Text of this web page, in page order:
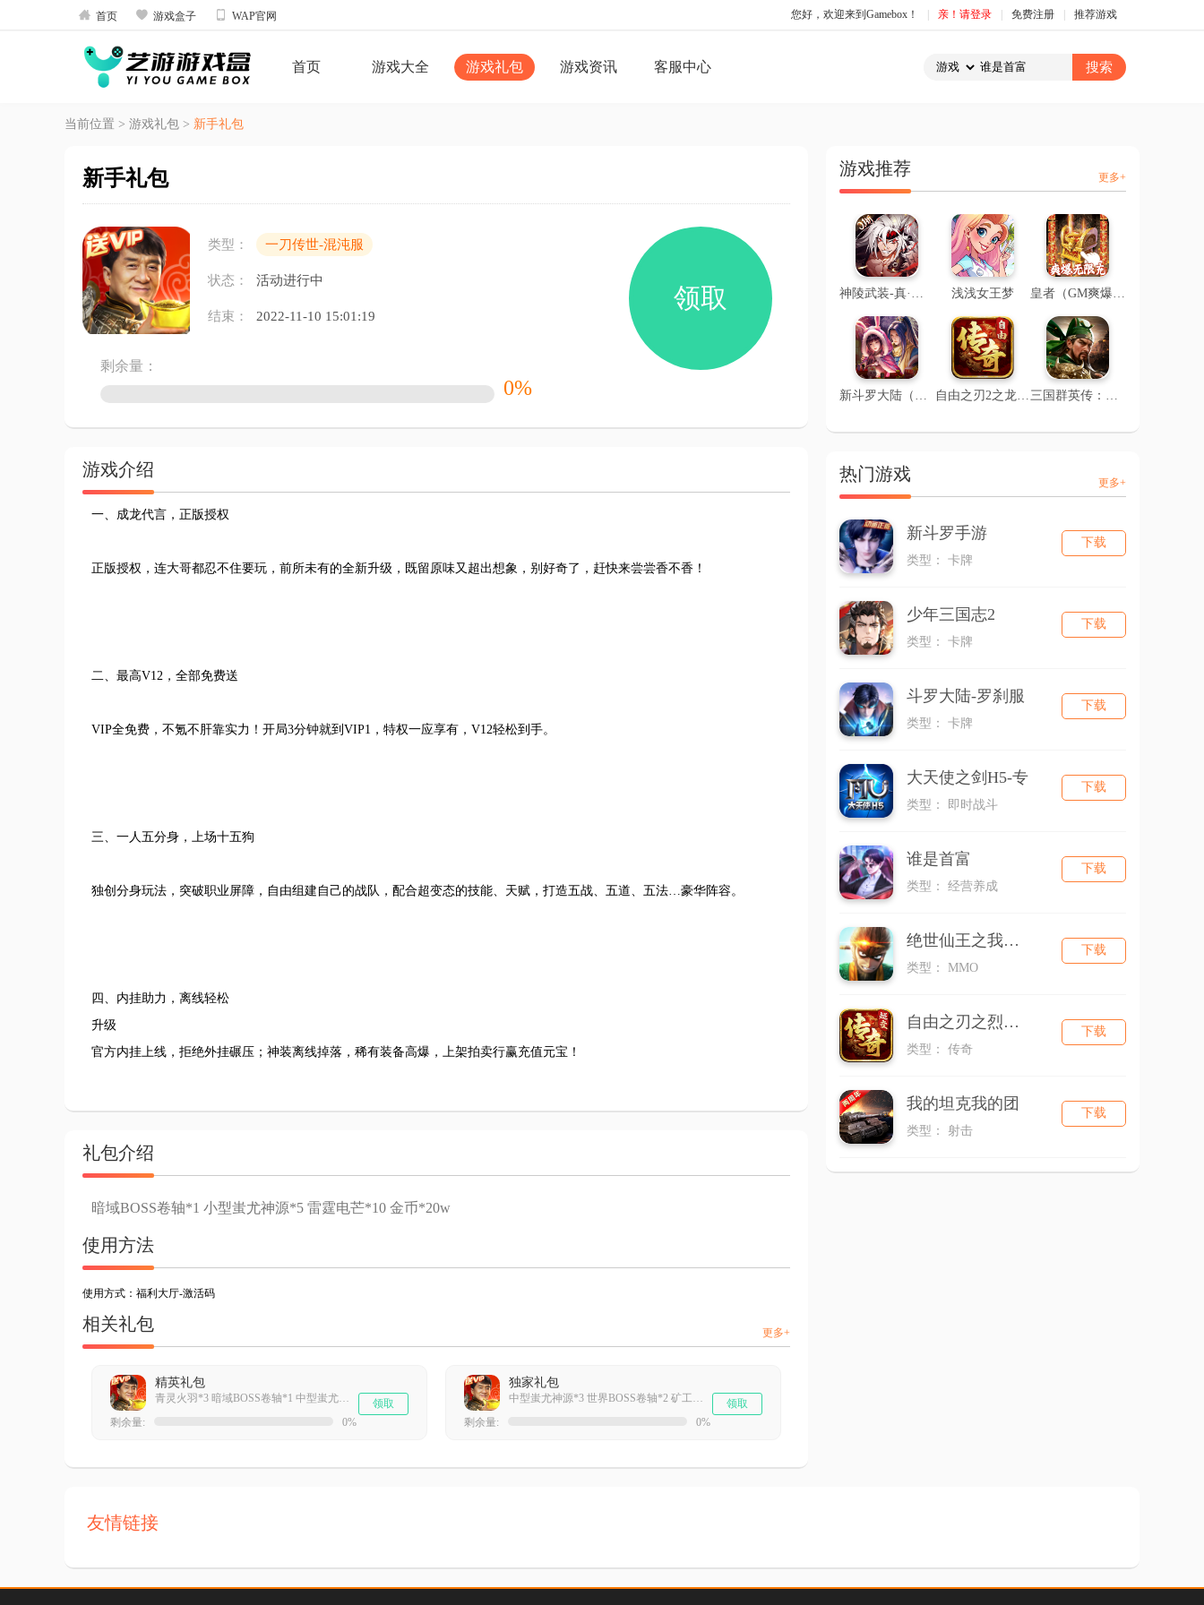
 首页  游戏盒子  WAP官网 您好，欢迎来到Gamebox！ 亲！请登录 免费注册 推荐游戏
首页 游戏大全 游戏礼包 游戏资讯 客服中心
当前位置 > 游戏礼包 > 新手礼包
新手礼包
类型： 一刀传世-混沌服
状态： 活动进行中
结束： 2022-11-10 15:01:19
剩余量：
0%
领取
游戏介绍
一、成龙代言，正版授权
正版授权，连大哥都忍不住要玩，前所未有的全新升级，既留原味又超出想象，别好奇了，赶快来尝尝香不香！
二、最高V12，全部免费送
VIP全免费，不氪不肝靠实力！开局3分钟就到VIP1，特权一应享有，V12轻松到手。
三、一人五分身，上场十五狗
独创分身玩法，突破职业屏障，自由组建自己的战队，配合超变态的技能、天赋，打造五战、五道、五法…豪华阵容。
四、内挂助力，离线轻松
升级
官方内挂上线，拒绝外挂碾压；神装离线掉落，稀有装备高爆，上架拍卖行赢充值元宝！
礼包介绍
暗域BOSS卷轴*1 小型蚩尤神源*5 雷霆电芒*10 金币*20w
使用方法
使用方式：福利大厅-激活码
相关礼包 更多+
精英礼包
青灵火羽*3 暗域BOSS卷轴*1 中型蚩尤神源*3 金币*40w
剩余量:
0%
领取
独家礼包
中型蚩尤神源*3 世界BOSS卷轴*2 矿工升级券*1 雷霆电芒*5
剩余量:
0%
领取
游戏推荐 更多+
神陵武装-真·原价0.1折 浅浅女王梦 皇者（GM爽爆提充版）
新斗罗大陆（送海神波赛西） 自由之刃2之龙城传说 三国群英传：鸿鹄霸业
热门游戏 更多+
新斗罗手游
类型： 卡牌
下载
少年三国志2
类型： 卡牌
下载
斗罗大陆-罗刹服
类型： 卡牌
下载
大天使之剑H5-专
类型： 即时战斗
下载
谁是首富
类型： 经营养成
下载
绝世仙王之我欲封天（新）
类型： MMO
下载
自由之刃之烈火传奇
类型： 传奇
下载
我的坦克我的团
类型： 射击
下载
友情链接